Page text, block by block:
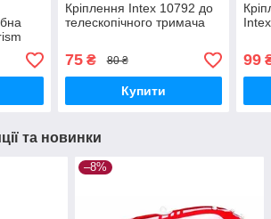
Кріплення Intex 10792 до
телескопічного тримача
75₴ 80 ₴
Купити
99
та новинки
–8%